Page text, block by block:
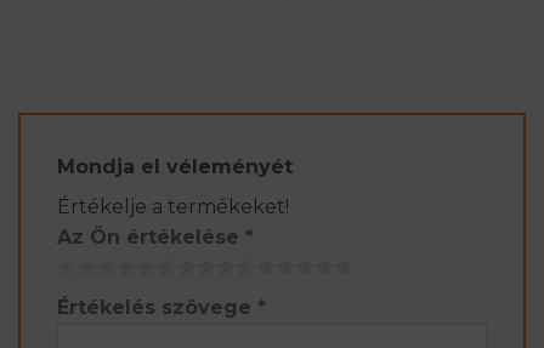
Mondja el véleményét
Értékelje a termékeket!
Az Ön értékelése *
Értékelés szövege *